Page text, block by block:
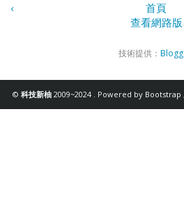
‹
首頁
查看網路版
技術提供：
© 科技新柚 2009~2024 . Powered by Bootstrap ,